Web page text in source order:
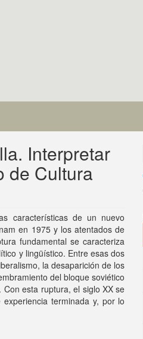
Interpretar
de Cultura
características de un nuevo
en 1975 y los atentados de
fundamental se caracteriza
y lingüístico. Entre esas dos
la desaparición de los
del bloque soviético
esta ruptura, el siglo XX se
terminada y, por lo